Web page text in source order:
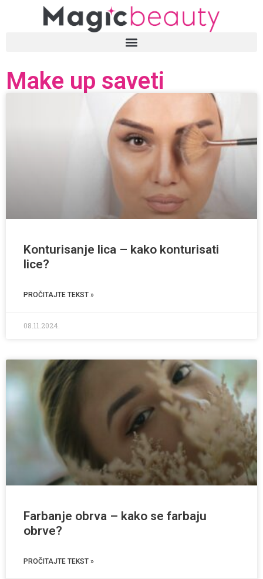
Make up saveti
Konturisanje lica – kako konturisati
lice?
PROČITAJTE TEKST »
08.11.2024.
Farbanje obrva – kako se farbaju
obrve?
PROČITAJTE TEKST »